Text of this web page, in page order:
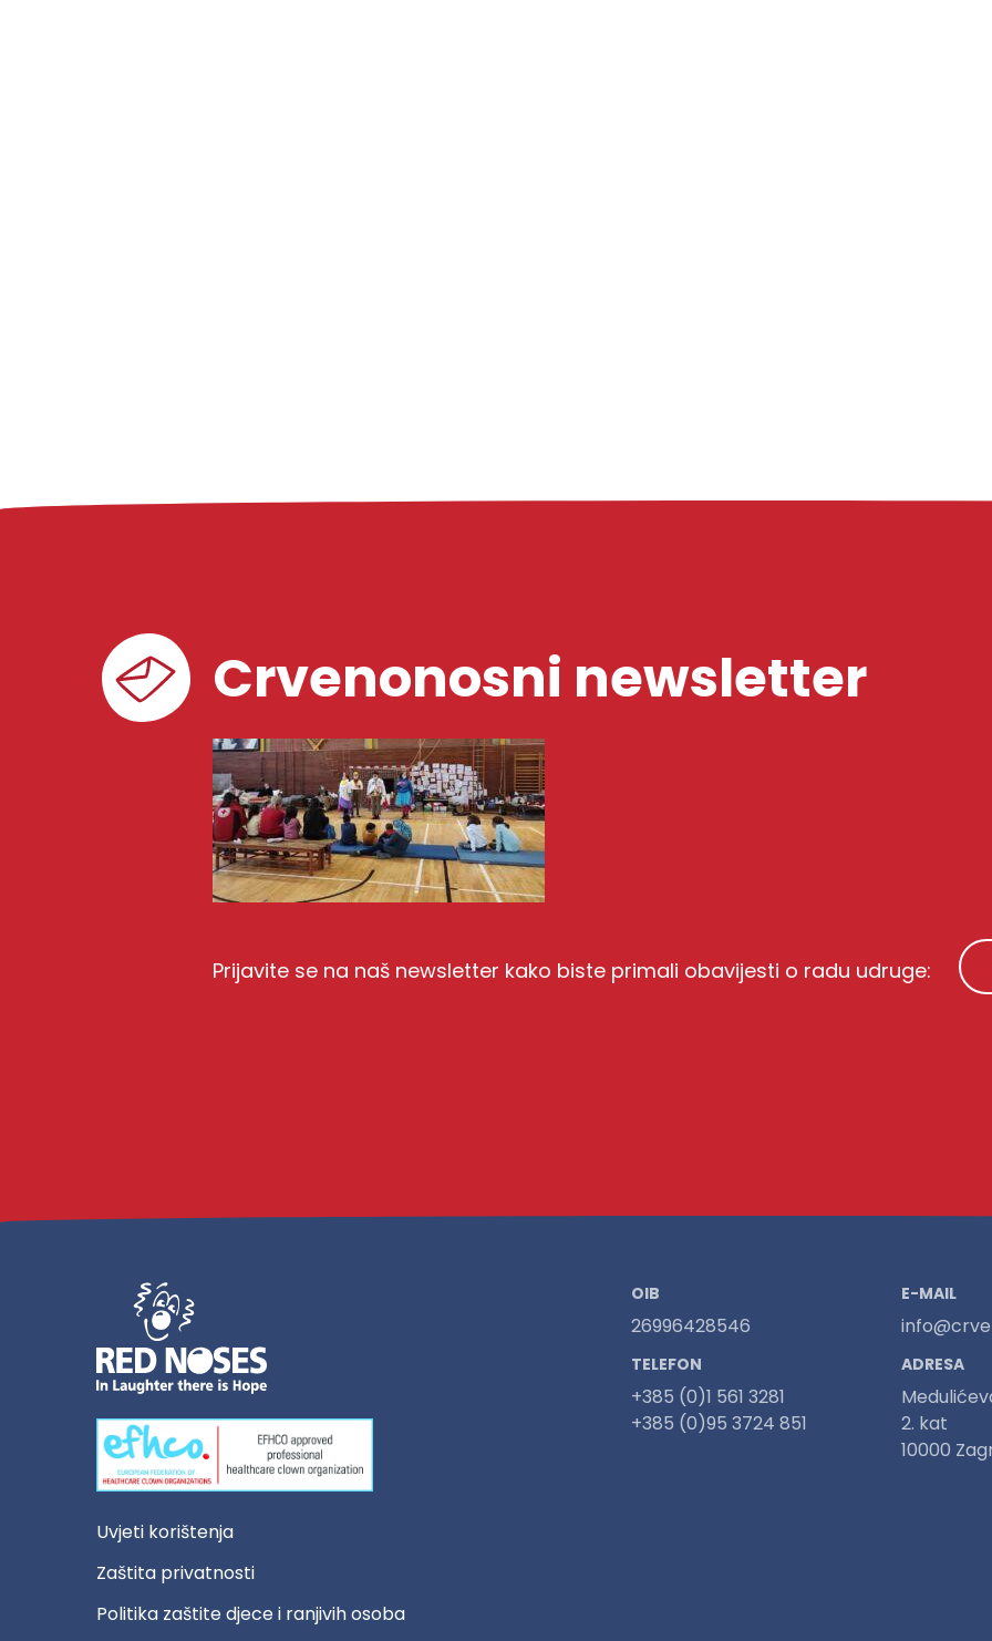
Crvenonosni newsletter
Prijavite se na naš newsletter kako biste primali obavijesti o radu udruge:
Uvjeti korištenja
Zaštita privatnosti
Politika zaštite djece i ranjivih osoba
OIB
26996428546
TELEFON
+385 (0)1 561 3281
+385 (0)95 3724 851
E-MAIL
ADRESA
2. kat
10000